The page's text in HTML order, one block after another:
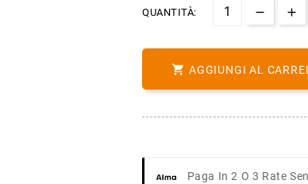
QUANTITÀ:
 AGGIUNGI AL
Paga In 2 O 3 Rate